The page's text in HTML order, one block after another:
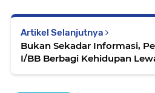
Artikel Selanjutnya
Bukan Sekadar Informasi,
I/BB Berbagi Kehidupan